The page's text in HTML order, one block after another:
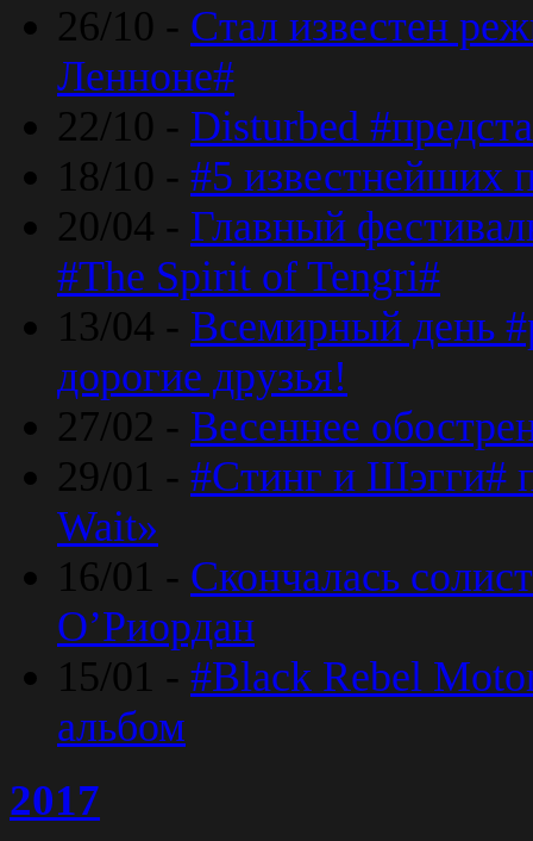
26/10 - Стал известен
Ленноне#
22/10 - Disturbed
18/10 - #5 известнейших
20/04 - Главный
#The Spirit of Tengri#
13/04 - Всемирный день
дорогие друзья!
27/02 - Весеннее
29/01 - #Стинг и Шэгги#
Wait»
16/01 - Скончалась
O’Риордан
15/01 - #Black Rebel
альбом
2017